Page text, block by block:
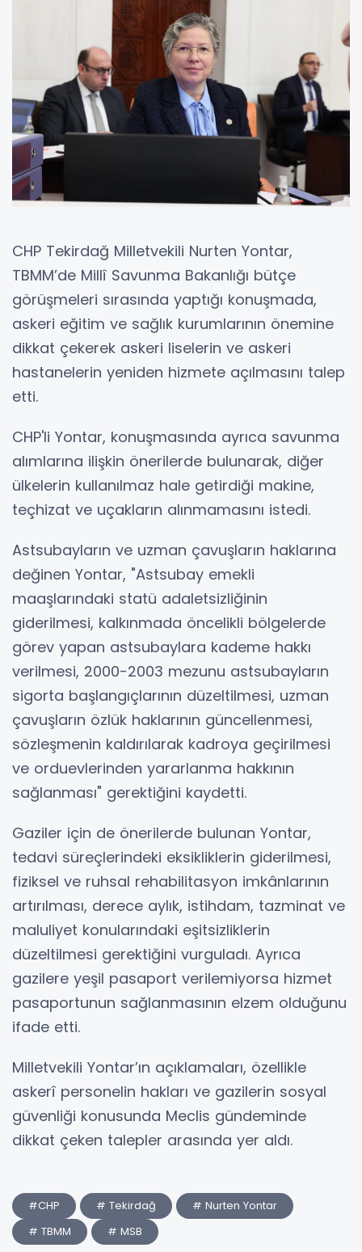
CHP Tekirdağ Milletvekili Nurten Yontar,
TBMM’de Millî Savunma Bakanlığı bütçe
görüşmeleri sırasında yaptığı konuşmada,
askeri eğitim ve sağlık kurumlarının önemine
dikkat çekerek askeri liselerin ve askeri
hastanelerin yeniden hizmete açılmasını talep
etti.
CHP'li Yontar, konuşmasında ayrıca savunma
alımlarına ilişkin önerilerde bulunarak, diğer
ülkelerin kullanılmaz hale getirdiği makine,
teçhizat ve uçakların alınmamasını istedi.
Astsubayların ve uzman çavuşların haklarına
değinen Yontar, "Astsubay emekli
maaşlarındaki statü adaletsizliğinin
giderilmesi, kalkınmada öncelikli bölgelerde
görev yapan astsubaylara kademe hakkı
verilmesi, 2000-2003 mezunu astsubayların
sigorta başlangıçlarının düzeltilmesi, uzman
çavuşların özlük haklarının güncellenmesi,
sözleşmenin kaldırılarak kadroya geçirilmesi
ve orduevlerinden yararlanma hakkının
sağlanması" gerektiğini kaydetti.
Gaziler için de önerilerde bulunan Yontar,
tedavi süreçlerindeki eksikliklerin giderilmesi,
fiziksel ve ruhsal rehabilitasyon imkânlarının
artırılması, derece aylık, istihdam, tazminat ve
maluliyet konularındaki eşitsizliklerin
düzeltilmesi gerektiğini vurguladı. Ayrıca
gazilere yeşil pasaport verilemiyorsa hizmet
pasaportunun sağlanmasının elzem olduğunu
ifade etti.
Milletvekili Yontar’ın açıklamaları, özellikle
askerî personelin hakları ve gazilerin sosyal
güvenliği konusunda Meclis gündeminde
dikkat çeken talepler arasında yer aldı.
#CHP # Tekirdağ
# Nurten Yontar
# TBMM
# MSB